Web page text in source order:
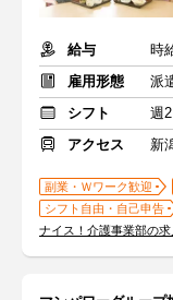
給与
時
雇用形態
派
シフト
週
アクセス
新
副業・Ｗワーク歓迎
シフト自由・自己申告
ナイス！介護事業部の